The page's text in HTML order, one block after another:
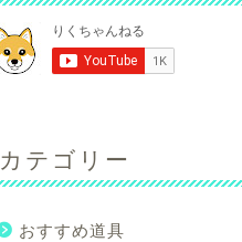
カテゴリー
おすすめ道具